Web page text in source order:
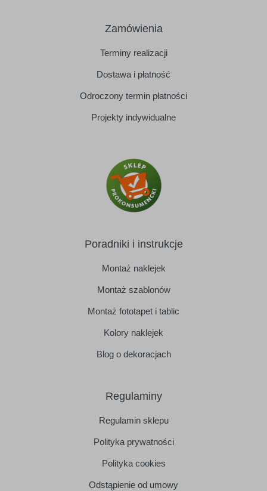
Zamówienia
Terminy realizacji
Dostawa i płatność
Odroczony termin płatności
Projekty indywidualne
Poradniki i instrukcje
Montaż naklejek
Montaż szablonów
Montaż fototapet i tablic
Kolory naklejek
Blog o dekoracjach
Regulaminy
Regulamin sklepu
Polityka prywatności
Polityka cookies
Odstąpienie od umowy